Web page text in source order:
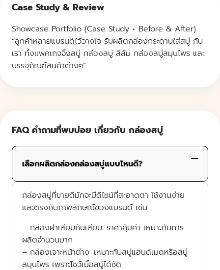
Case Study & Review
Showcase Portfolio (Case Study + Before & After)
“ลูกค้าหลายแบรนด์ไว้วางใจ รับผลิตกล่องกระดาษใส่สบู่ กับ
เรา ทั้งแพคเกจจิ้งสบู่ กล่องสบู่ สีส้ม กล่องสบู่สมุนไพร และ
บรรจุภัณฑ์สินค้าต่างๆ”
FAQ คำถามที่พบบ่อย เกี่ยวกับ กล่องสบู่
เลือกผลิตกล่องกล่องสบู่แบบไหนดี?
กล่องสบู่ที่ขายดีมักจะมีดีไซน์ที่สะอาดตา ใช้งานง่าย
และตรงกับภาพลักษณ์ของแบรนด์ เช่น
– กล่องฝาเสียบก้นเสียบ: ราคาคุ้มค่า เหมาะกับการ
ผลิตจำนวนมาก
– กล่องเจาะหน้าต่าง: เหมาะกับสบู่แฮนด์เมดหรือสบู่
สมุนไพร เพราะโชว์เนื้อสบู่ได้ชัด